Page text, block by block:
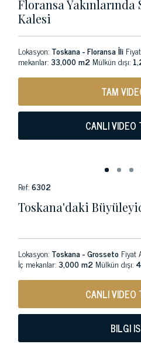
Floransa Yakınlarında
Kalesi
Lokasyon: Toskana - Floransa İli
mekanlar:33,000 m2 Mülkün dışı:
TAM
CANLI VIDEO
Ref:6302
Toskana'daki
Lokasyon: Toskana - Grosseto Fiyat
İç mekanlar:3,000 m2 Mülkün dışı:
CANLI VIDEO
BILGI